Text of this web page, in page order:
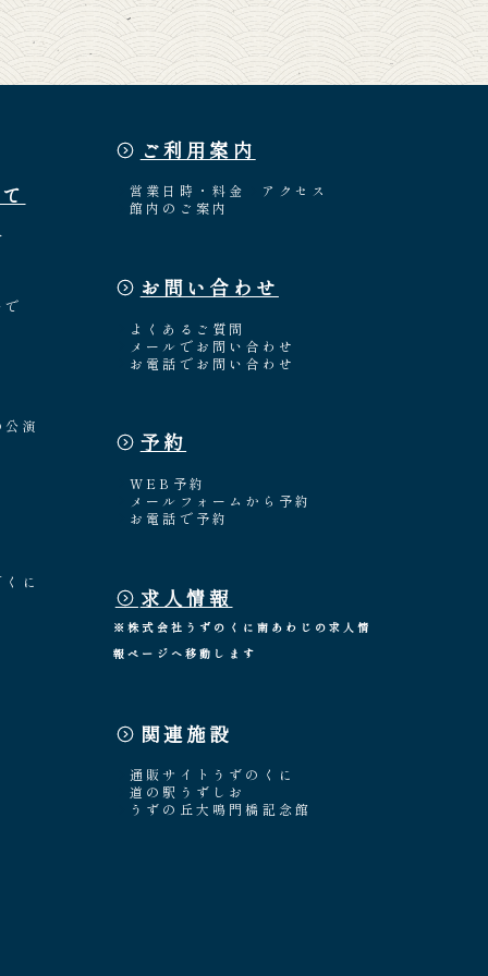
演
に
ご利用案内
営業日時・料金
アクセス
館内のご案内
お問い合わせ
よくあるご質問
メールでお問い合わせ
お電話でお問い合わせ
予約
WEB予約
メールフォームから予約
お電話で予約
求人情報
※株式会社うずのくに南あわじの求人情
報ページへ移動します
関連施設
通販サイトうずのくに
道の駅うずしお
うずの丘大鳴門橋記念館